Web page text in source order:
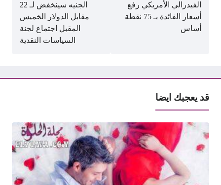
الفيدرالي الأمريكي رفع
أسعار الفائدة بـ 75 نقطة
أساس
الجنيه سينخفض لـ 22
مقابل الدولار الخميس
المقبل اجتماع لجنة
السياسات النقدية
قد يعجبك ايضا